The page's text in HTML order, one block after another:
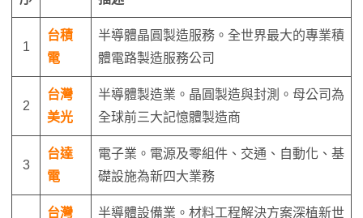
1
台積
電
半導體晶圓製造服務。全世界最大的專業積
體電路製造服務公司
2
台灣
美光
半導體製造業。晶圓製造與封測。母公司為
全球前三大記憶體製造商
3
台達
電
電子業。電源及零組件、交通、自動化、基
礎設施為新四大業務
台灣
半導體設備業。材料工程解決方案深植新世